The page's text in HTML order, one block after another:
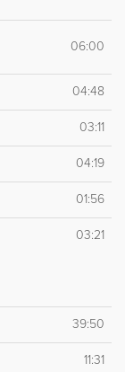
06:00
04:48
03:11
04:19
01:56
03:21
39:50
11:31